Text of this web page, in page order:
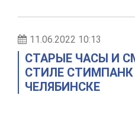
11.06.2022 10:13
СТАРЫЕ ЧАСЫ И
СТИЛЕ
ЧЕЛЯБИНСКЕ